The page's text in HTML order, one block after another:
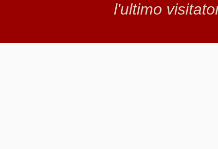
l'ultimo